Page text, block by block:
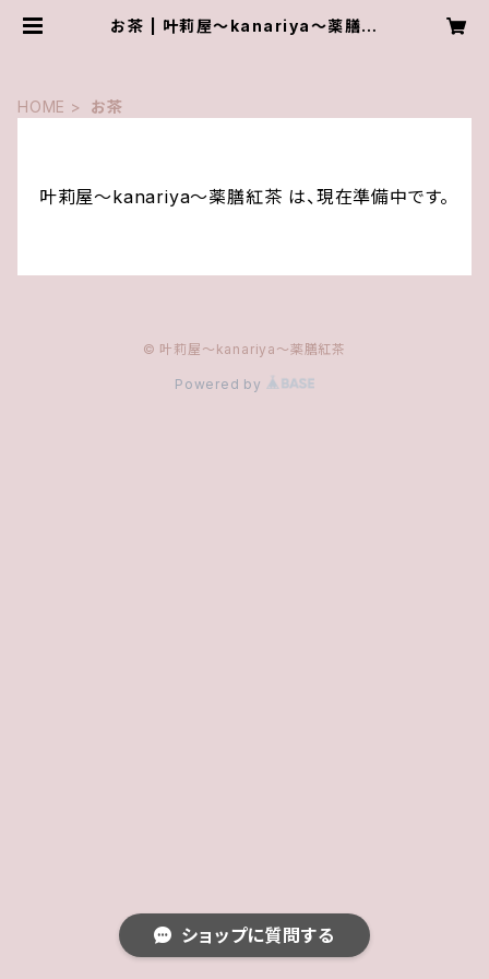
お茶 | 叶莉屋～kanariya～薬膳紅
HOME お茶
叶莉屋～kanariya～薬膳紅茶 は、現在準備中です。
© 叶莉屋～kanariya～薬膳紅茶
Powered by
ショップに質問する